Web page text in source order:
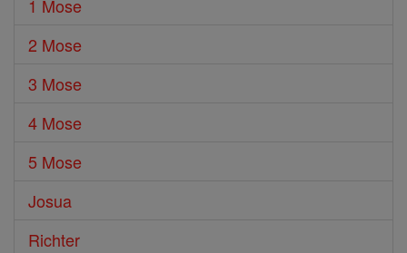
1 Mose
2 Mose
3 Mose
4 Mose
5 Mose
Josua
Richter